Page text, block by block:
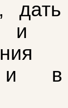
и
и